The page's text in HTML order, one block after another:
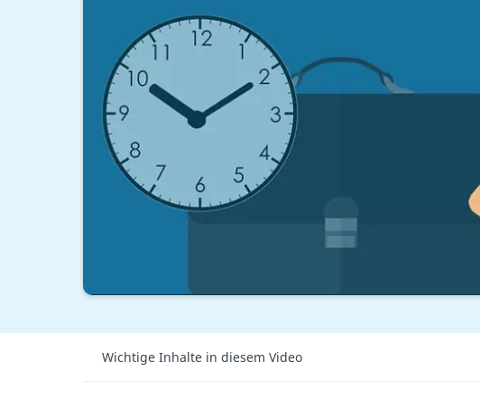
Wichtige Inhalte in diesem Video